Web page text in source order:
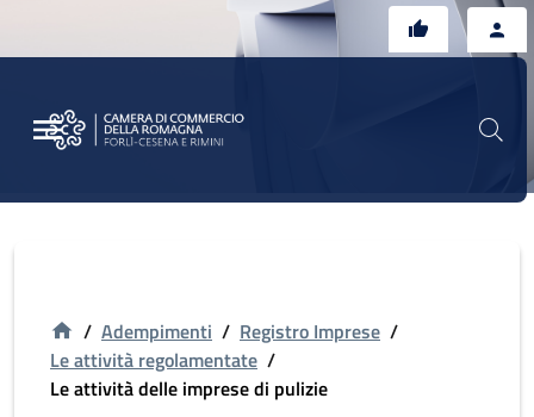
/ Adempimenti / Registro Imprese /
Le attività regolamentate /
Le attività delle imprese di pulizie